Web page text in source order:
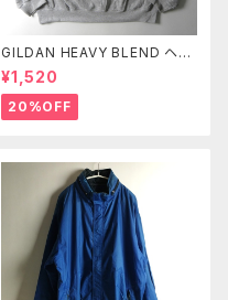
GILDAN HEAVY BLEND ヘビ
ーブレンド プリントスウェットシ
ャツ トレーナー 裏起毛 WHITH
ARRAL PANTHERS アメフト X
L
¥1,520
20%OFF